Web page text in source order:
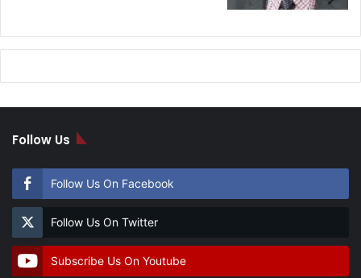
Follow Us
Follow Us On Facebook
Follow Us On Twitter
Subscribe Us On Youtube